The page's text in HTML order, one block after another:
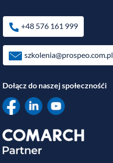
+48 576 161 999
szkolenia@prospeo.com.pl
Dołącz do naszej społecznośći